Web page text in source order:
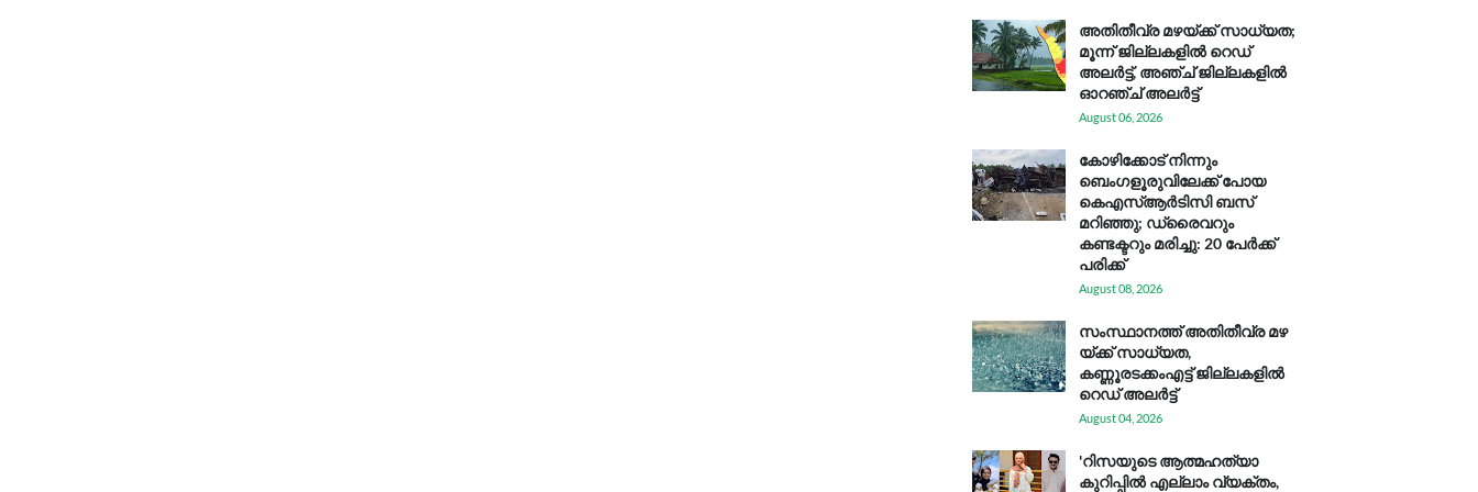
അതിതീവ്ര മഴയ്ക്ക് സാധ്യത;
മൂന്ന് ജില്ലകളിൽ റെഡ്
അലർട്ട്, അഞ്ച് ജില്ലകളിൽ
ഓറഞ്ച് അലർട്ട്
August 06, 2026
കോഴിക്കോട് നിന്നും
ബെംഗളൂരുവിലേക്ക് പോയ
കെഎസ്ആര്‍ടിസി ബസ്
മറിഞ്ഞു; ഡ്രൈവറും
കണ്ടക്ടറും മരിച്ചു: 20 പേര്‍ക്ക്
പരിക്ക്
August 08, 2026
സം​സ്ഥാ​ന​ത്ത് അ​തി​തീ​വ്ര മ​ഴ​
യ്ക്ക് സാ​ധ്യ​ത,
കണ്ണൂരടക്കംഎ​ട്ട് ജി​ല്ല​ക​ളി​ൽ
റെ​ഡ് അ​ലർ​ട്ട്
August 04, 2026
'റിസയുടെ ആത്മഹത്യാ
കുറിപ്പിൽ എല്ലാം വ്യക്തം,